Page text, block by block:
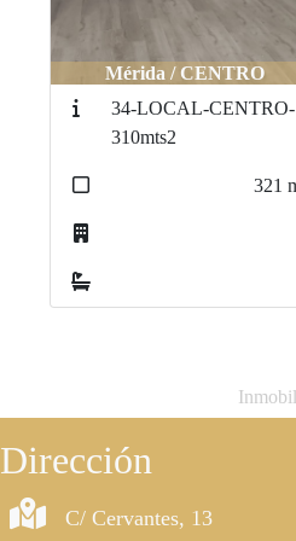
Mérida / CENTRO
34-LOCAL-CENTRO-
310mts2
321
Mérida / CENTRO
34-LOCAL-CENTRO-
310mts2
321
Dirección
C/ Cervantes, 13